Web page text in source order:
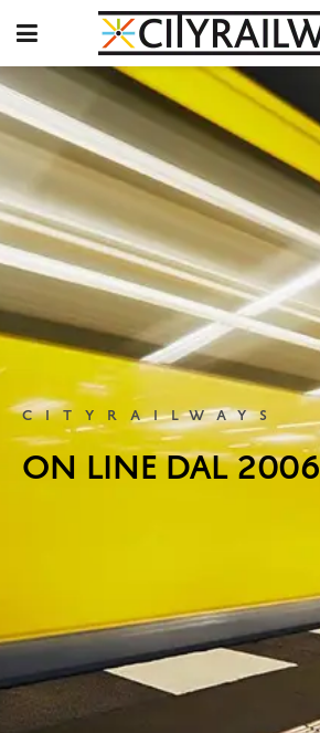
CITYRAILWAYS
ON LINE DAL 2006